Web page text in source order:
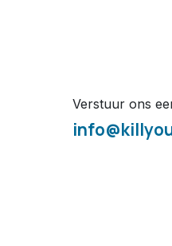
Verstuur ons